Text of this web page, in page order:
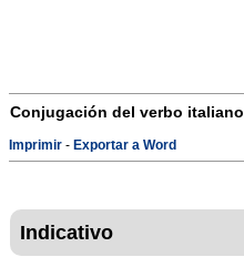
Conjugación del verbo italiano
Imprimir - Exportar a Word
Indicativo